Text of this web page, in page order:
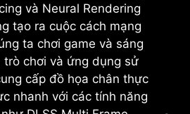
và Neural Rendering
tạo ra cuộc cách mạng
ta chơi game và sáng
trò chơi và ứng dụng sử
cấp đồ họa chân thực
nhanh với các tính năng